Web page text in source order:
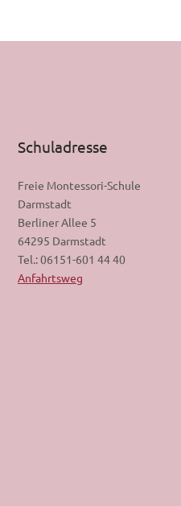
Schuladresse
Freie Montessori-Schule
Darmstadt
Berliner Allee 5
64295 Darmstadt
Tel.: 06151-601 44 40
Anfahrtsweg